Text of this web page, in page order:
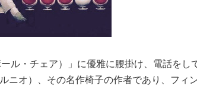
ル・チェア）」に優雅に腰掛け、電話をし
ニオ）、その名作椅子の作者であり、フィ